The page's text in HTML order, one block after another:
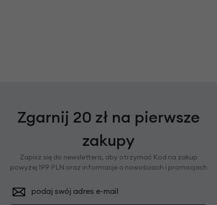
Zgarnij 20 zł na pierwsze
zakupy
Zapisz się do newslettera, aby otrzymać Kod na zakup
powyżej 199 PLN oraz informacje o nowościach i promocjach
podaj swój adres e-mail